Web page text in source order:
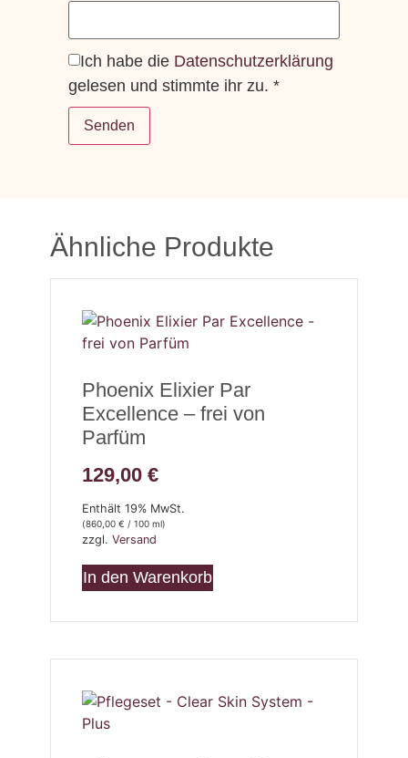
Ich habe die Datenschutzerklärung
gelesen und stimmte ihr zu. *
Ähnliche Produkte
Phoenix Elixier Par
Excellence – frei von
Parfüm
129,00 €
Enthält 19% MwSt.
(860,00 € / 100 ml)
zzgl. Versand
In den Warenkorb